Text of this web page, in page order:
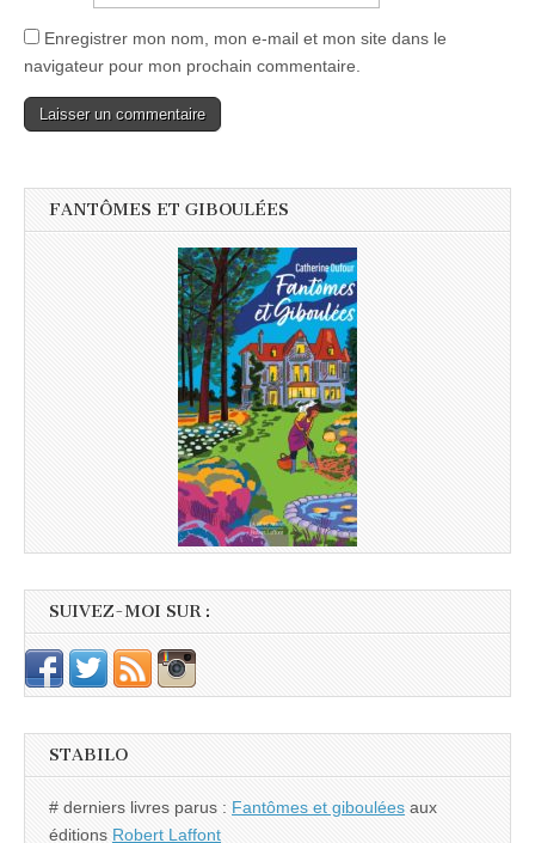
Enregistrer mon nom, mon e-mail et mon site dans le
navigateur pour mon prochain commentaire.
FANTÔMES ET GIBOULÉES
SUIVEZ-MOI SUR :
STABILO
# derniers livres parus : Fantômes et giboulées aux
éditions Robert Laffont